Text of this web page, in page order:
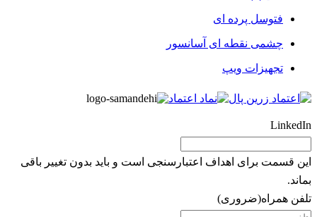
فتوسل پرده ای
چشمی نقطه ای آسانسور
تجهیزات ویپ
LinkedIn
این قسمت برای اهداف اعتبارسنجی است و باید بدون تغییر باقی
بماند.
تلفن همراه(ضروری)